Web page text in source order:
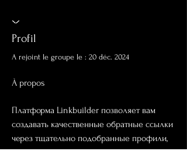
Profil
A rejoint le groupe le : 20 déc. 2024
À propos
Платформа Linkbuilder позволяет вам
создавать качественные обратные ссылки
через тщательно подобранные профили,
что значительно повышает авторитет